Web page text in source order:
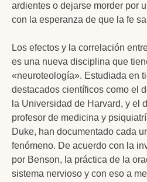
ardientes o dejarse morder por
con la esperanza de que la fe
Los efectos y la correlación
es una nueva disciplina que
«neuroteología». Estudiada en
destacados científicos como el
la Universidad de Harvard, y el
profesor de medicina y
Duke, han documentado cada
fenómeno. De acuerdo con la
por Benson, la práctica de la
sistema nervioso y con eso a